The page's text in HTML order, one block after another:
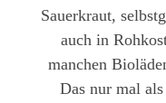
Sauerkraut,
auch in
manchen
Das nur mal